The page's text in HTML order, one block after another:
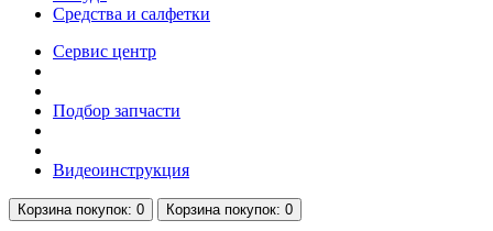
Средства и салфетки
Сервис центр
Подбор запчасти
Видеоинструкция
Корзинапокупок: 0 Корзинапокупок: 0